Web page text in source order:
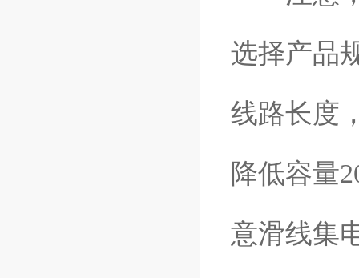
选择产品
线路长度
降低容量
意滑线集